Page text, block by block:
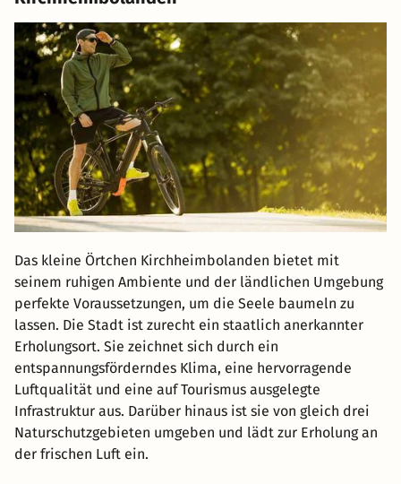
Das kleine Örtchen Kirchheimbolanden bietet mit
seinem ruhigen Ambiente und der ländlichen Umgebung
perfekte Voraussetzungen, um die Seele baumeln zu
lassen. Die Stadt ist zurecht ein staatlich anerkannter
Erholungsort. Sie zeichnet sich durch ein
entspannungsförderndes Klima, eine hervorragende
Luftqualität und eine auf Tourismus ausgelegte
Infrastruktur aus. Darüber hinaus ist sie von gleich drei
Naturschutzgebieten umgeben und lädt zur Erholung an
der frischen Luft ein.